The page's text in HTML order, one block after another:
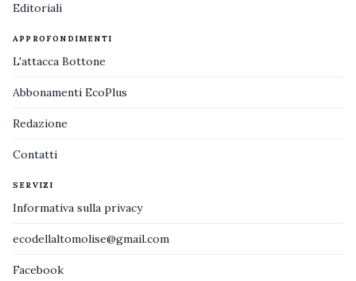
Editoriali
APPROFONDIMENTI
L'attacca Bottone
Abbonamenti EcoPlus
Redazione
Contatti
SERVIZI
Informativa sulla privacy
ecodellaltomolise@gmail.com
Facebook